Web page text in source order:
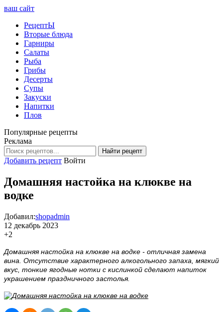
ваш сайт
РецептЫ
Вторые блюда
Гарниры
Салаты
Рыба
Грибы
Десерты
Супы
Закуски
Напитки
Плов
Популярные рецепты
Реклама
Найти рецепт
Добавить рецепт Войти
Домашняя настойка на клюкве на
водке
Добавил:shopadmin
12 декабрь 2023
+2
Домашняя настойка на клюкве на водке - отличная замена
вина. Отсутствие характерного алкогольного запаха, мягкий
вкус, тонкие ягодные нотки с кислинкой сделают напиток
украшением праздничного застолья.